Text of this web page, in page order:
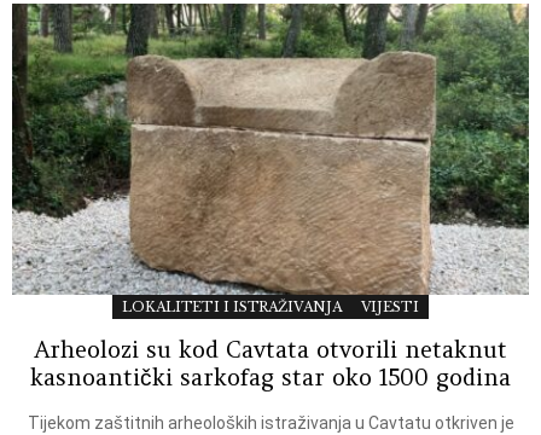
LOKALITETI I ISTRAŽIVANJA VIJESTI
Arheolozi su kod Cavtata otvorili netaknut
kasnoantički sarkofag star oko 1500 godina
Tijekom zaštitnih arheoloških istraživanja u Cavtatu otkriven je